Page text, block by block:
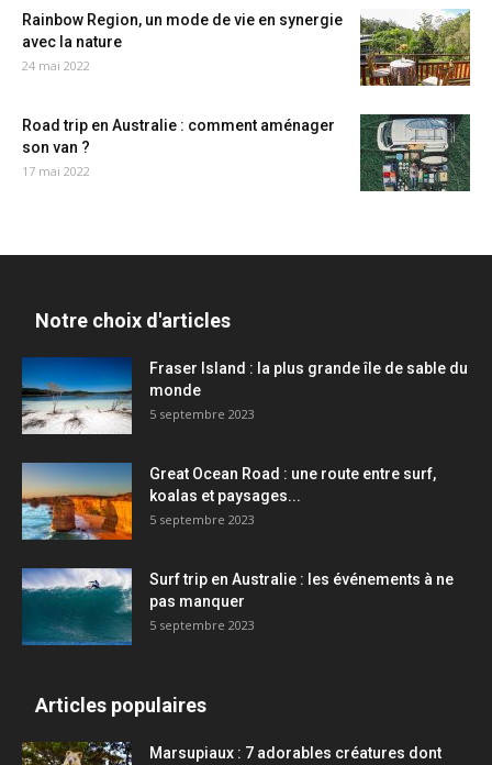
Rainbow Region, un mode de vie en synergie
avec la nature
24 mai 2022
Road trip en Australie : comment aménager
son van ?
17 mai 2022
Notre choix d'articles
Fraser Island : la plus grande île de sable du
monde
5 septembre 2023
Great Ocean Road : une route entre surf,
koalas et paysages...
5 septembre 2023
Surf trip en Australie : les événements à ne
pas manquer
5 septembre 2023
Articles populaires
Marsupiaux : 7 adorables créatures dont